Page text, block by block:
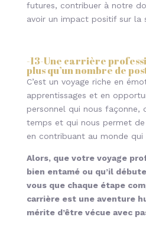
futures, contribuer à notre
avoir un impact positif sur la
-13-Une carrière
plus qu’un nombre de
C’est un voyage riche en
apprentissages et en
personnel qui nous façonne,
temps et qui nous permet
en contribuant au monde qui
Alors, que votre voyage
bien entamé ou qu’il
vous que chaque étape
carrière est une aventure
mérite d’être vécue avec